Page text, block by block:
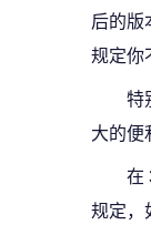
后的版
规定你
特
大的便
在
规定，